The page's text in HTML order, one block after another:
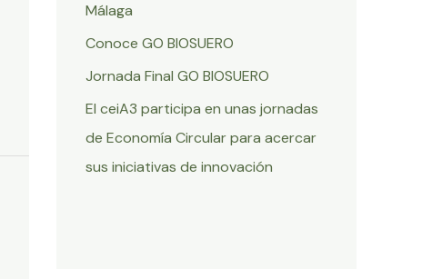
Málaga
Conoce GO BIOSUERO
Jornada Final GO BIOSUERO
El ceiA3 participa en unas jornadas
de Economía Circular para acercar
sus iniciativas de innovación